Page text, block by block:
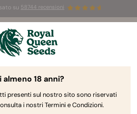
su 58744 recensioni
Sales:Fino al 50% di sconto
⏤
RQS Blog
almeno 18 anni?
presenti sul nostro sito sono riservati
i nostri Termini e Condizioni.